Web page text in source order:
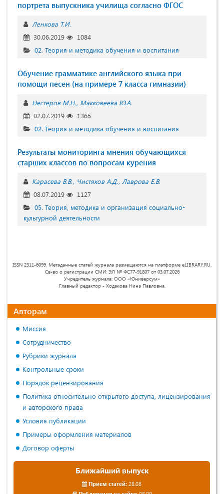
портрета выпускника училища согласно ФГОС
Ленкова Т.И.
30.06.2019
1084
02. Теория и методика обучения и воспитания
Обучение грамматике английского языка при
помощи песен (на примере 7 класса гимназии)
Нестеров М.Н. Макковеева Ю.А.
02.07.2019
1365
02. Теория и методика обучения и воспитания
Результаты мониторинга мнения обучающихся
старших классов по вопросам курения
Карасева В.В. Чистяков А.Д.
Лаврова Е.В.
08.07.2019
1127
05. Теория, методика и организация социально-
культурной деятельности
ISSN 2311-6099. Метаданные статей журнала размещаются на платформе eLIBRARY.RU.
Св-во о регистрации СМИ: ЭЛ № ФС77-91807 от 03.07.2026
Учредитель журнала: ООО «Юниверсум»
Главный редактор - Ходакова Нина Павловна.
Авторам
Миссия
Сотрудничество
Рубрики журнала
Контрольные сроки
Порядок рецензирования
Политика относительно открытого доступа, лицензирования
и авторского права
Условия публикации
Примеры оформления материалов
Договор оферты
Ближайший выпуск
Прием статей: 28.08